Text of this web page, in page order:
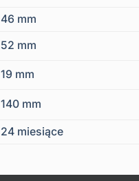
46 mm
52 mm
19 mm
140 mm
24 miesiące